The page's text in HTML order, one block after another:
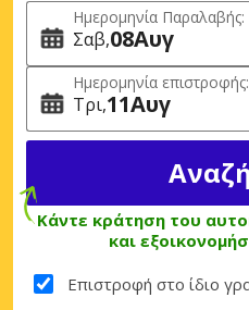
Ημερομηνία Παραλαβής:
Σαβ 08Αυγ
Ημερομηνία επιστροφής:
Τρι 11Αυγ
Κάντε κράτηση του
και
Επιστροφή στο ίδιο